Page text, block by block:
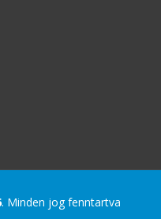
. Minden jog fenntartva